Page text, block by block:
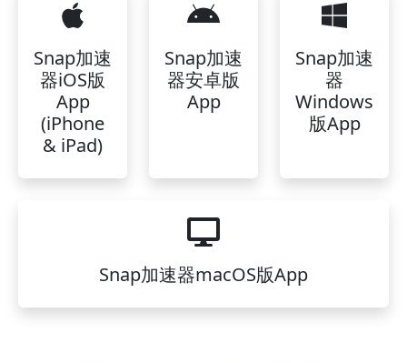
Snap加速
器iOS版
App
(iPhone
& iPad)
Snap加速
器安卓版
App
Snap加速
器
Windows
版App
Snap加速器macOS版App